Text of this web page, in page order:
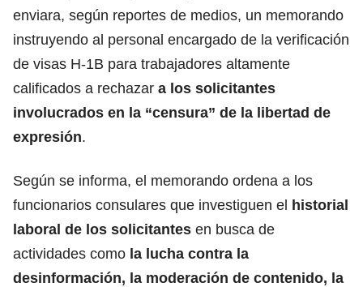
enviara, según reportes de medios, un memorando
instruyendo al personal encargado de la verificación
de visas H-1B para trabajadores altamente
calificados a rechazar a los solicitantes
involucrados en la “censura” de la libertad de
expresión.
Según se informa, el memorando ordena a los
funcionarios consulares que investiguen el historial
laboral de los solicitantes en busca de
actividades como la lucha contra la
desinformación, la moderación de contenido, la